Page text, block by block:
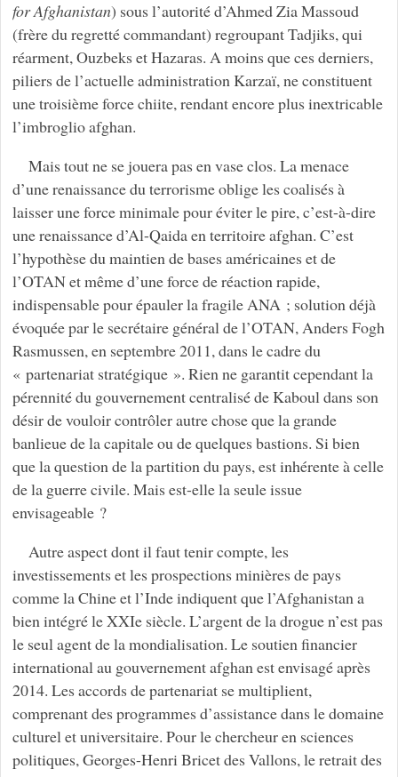
for Afghanistan) sous l’autorité d’Ahmed Zia Massoud
(frère du regretté commandant) regroupant Tadjiks, qui
réarment, Ouzbeks et Hazaras. A moins que ces derniers,
piliers de l’actuelle administration Karzaï, ne constituent
une troisième force chiite, rendant encore plus inextricable
l’imbroglio afghan.
Mais tout ne se jouera pas en vase clos. La menace
d’une renaissance du terrorisme oblige les coalisés à
laisser une force minimale pour éviter le pire, c’est-à-dire
une renaissance d’Al-Qaida en territoire afghan. C’est
l’hypothèse du maintien de bases américaines et de
l’OTAN et même d’une force de réaction rapide,
indispensable pour épauler la fragile ANA ; solution déjà
évoquée par le secrétaire général de l’OTAN, Anders Fogh
Rasmussen, en septembre 2011, dans le cadre du
« partenariat stratégique ». Rien ne garantit cependant la
pérennité du gouvernement centralisé de Kaboul dans son
désir de vouloir contrôler autre chose que la grande
banlieue de la capitale ou de quelques bastions. Si bien
que la question de la partition du pays, est inhérente à celle
de la guerre civile. Mais est-elle la seule issue
envisageable ?
Autre aspect dont il faut tenir compte, les
investissements et les prospections minières de pays
comme la Chine et l’Inde indiquent que l’Afghanistan a
bien intégré le XXIe siècle. L’argent de la drogue n’est pas
le seul agent de la mondialisation. Le soutien financier
international au gouvernement afghan est envisagé après
2014. Les accords de partenariat se multiplient,
comprenant des programmes d’assistance dans le domaine
culturel et universitaire. Pour le chercheur en sciences
politiques, Georges-Henri Bricet des Vallons, le retrait des